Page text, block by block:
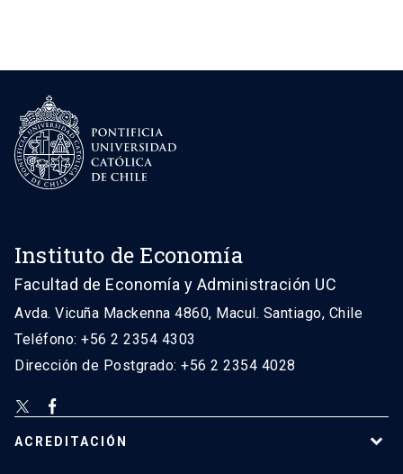
Instituto de Economía
Facultad de Economía y Administración UC
Avda. Vicuña Mackenna 4860, Macul. Santiago, Chile
Teléfono: +56 2 2354 4303
Dirección de Postgrado: +56 2 2354 4028
ACREDITACIÓN